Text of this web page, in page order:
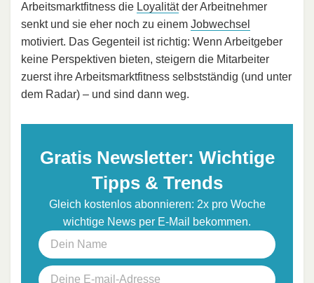
Arbeitsmarktfitness die Loyalitätder Arbeitnehmer
senkt und sie eher noch zu einem Jobwechsel
motiviert. Das Gegenteil ist richtig: Wenn Arbeitgeber
keine Perspektiven bieten, steigern die Mitarbeiter
zuerst ihre Arbeitsmarktfitness selbstständig (und unter
dem Radar) – und sind dann weg.
Gratis Newsletter: Wichtige
Tipps & Trends
Gleich kostenlos abonnieren: 2x pro Woche
wichtige News per E-Mail bekommen.